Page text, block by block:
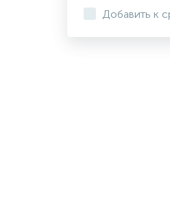
Добавить к